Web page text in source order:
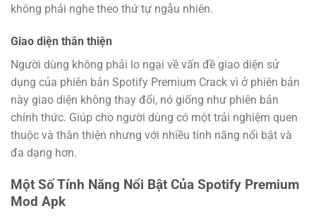
không phải nghe theo thứ tự ngẫu nhiên.
Giao diện thân thiện
Người dùng không phải lo ngại về vấn đề giao diện sử
dụng của phiên bản Spotify Premium Crack vì ở phiên bản
này giao diện không thay đổi, nó giống như phiên bản
chính thức. Giúp cho người dùng có một trải nghiệm quen
thuộc và thân thiện nhưng với nhiều tính năng nổi bật và
đa dạng hơn.
Một Số Tính Năng Nổi Bật Của Spotify Premium
Mod Apk